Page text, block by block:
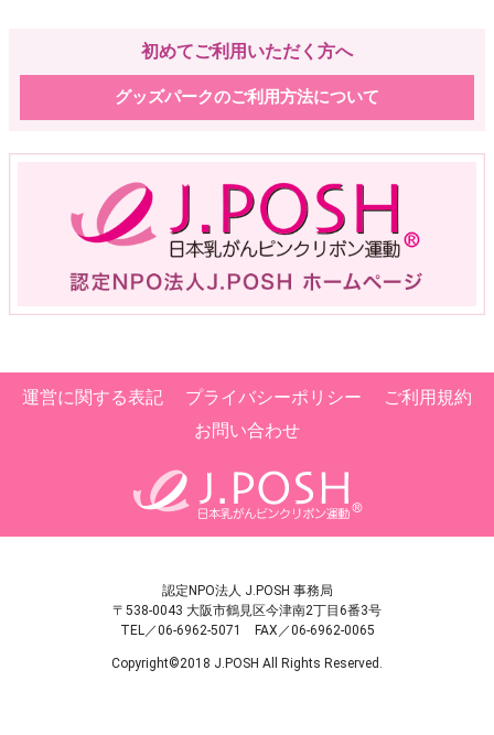
初めてご利用いただく方へ
グッズパークのご利用方法について
運営に関する表記 プライバシーポリシー
ご利用規約
お問い合わせ
認定NPO法人 J.POSH 事務局
〒538-0043 大阪市鶴見区今津南2丁目6番3号
TEL／06-6962-5071 FAX／06-6962-0065
Copyright©2018 J.POSH All Rights Reserved.